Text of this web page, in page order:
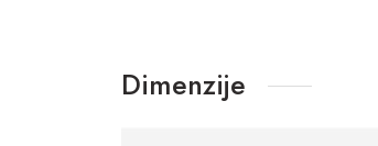
Dimenzije